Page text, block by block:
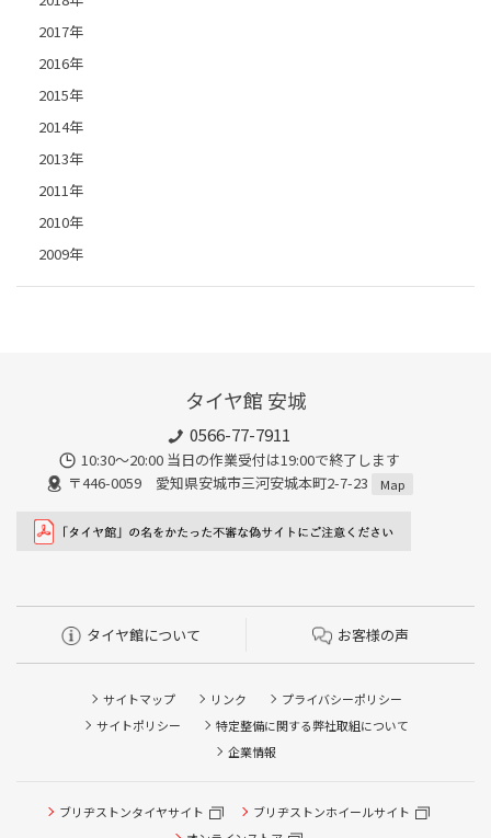
2017年
2016年
2015年
2014年
2013年
2011年
2010年
2009年
タイヤ館 安城
0566-77-7911
10:30〜20:00 当日の作業受付は19:00で終了します
〒446-0059 愛知県安城市三河安城本町2-7-23
Map
タイヤ館について お客様の声
サイトマップ リンク
プライバシーポリシー
サイトポリシー
特定整備に関する弊社取組について
企業情報
ブリヂストンタイヤサイト
ブリヂストンホイールサイト
タイヤ点検・安全点検/タイヤ履き替え/オイル交換/その他